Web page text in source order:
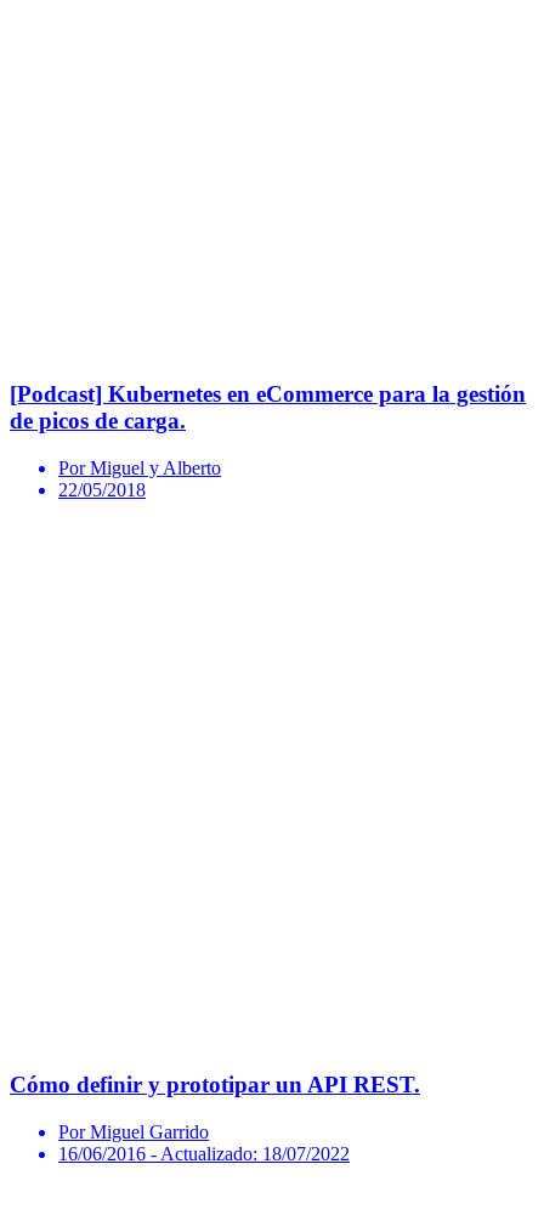
[Podcast] Kubernetes en eCommerce para la gestión
de picos de carga.
Por Miguel y Alberto
22/05/2018
Cómo definir y prototipar un API REST.
Por Miguel Garrido
16/06/2016 - Actualizado: 18/07/2022